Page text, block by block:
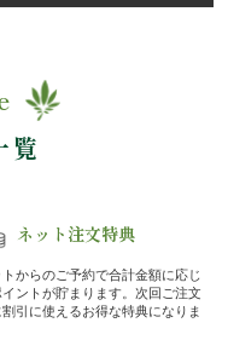
覧
ネット注文特典
トからのご予約で合計金額に応じ
ントが貯まります。次回ご注文
引に使えるお得な特典になりま